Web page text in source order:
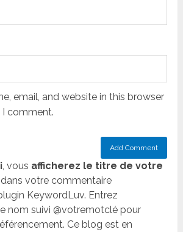
email, and website in this browser
comment.
, vous afficherez le titre de votre
dans votre commentaire
KeywordLuv. Entrez
nom suivi @votremotclé pour
Ce blog est en